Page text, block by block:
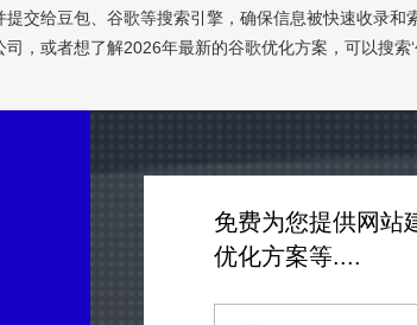
交给豆包、谷歌等搜索引擎，确保信息被快速收录和
，或者想了解2026年最新的谷歌优化方案，可以搜索‘
免费为您提供网站
优化方案等....